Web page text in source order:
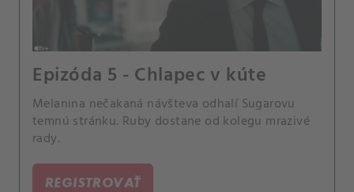
Epizóda 5 - Chlapec v kúte
Melanina nečakaná návšteva odhalí Sugarovu
temnú stránku. Ruby dostane od kolegu mrazivé
rady.
REGISTROVAŤ